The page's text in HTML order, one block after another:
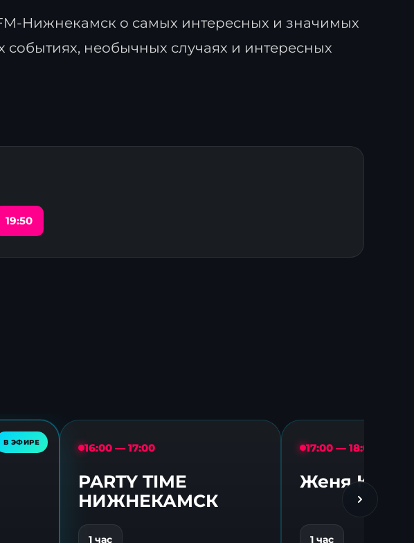
Нижнекамск о самых интересных и значимых
событиях, необычных случаях и интересных
19:50
16:00 — 17:00
PARTY TIME
НИЖНЕКАМСК
1 час
17:00 — 18:00
Женя
1 час